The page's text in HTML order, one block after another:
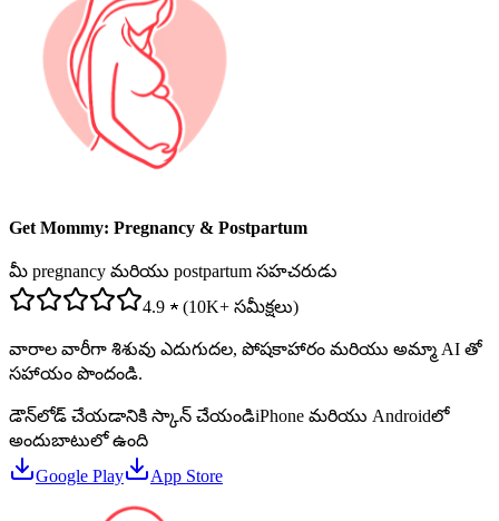
Get Mommy: Pregnancy & Postpartum
మీ pregnancy మరియు postpartum సహచరుడు
4.9 ★ (10K+ సమీక్షలు)
వారాల వారీగా శిశువు ఎదుగుదల, పోషకాహారం మరియు అమ్మా AI తో
సహాయం పొందండి.
డౌన్‌లోడ్ చేయడానికి స్కాన్ చేయండిiPhone మరియు Androidలో
అందుబాటులో ఉంది
Google Play
App Store